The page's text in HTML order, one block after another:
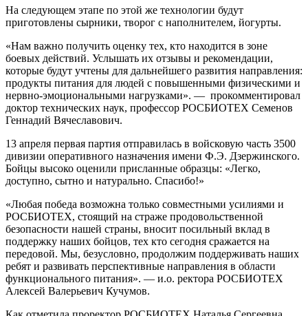
На следующем этапе по этой же технологии будут
приготовлены сырники, творог с наполнителем, йогурты.
«Нам важно получить оценку тех, кто находится в зоне
боевых действий. Услышать их отзывы и рекомендации,
которые будут учтены для дальнейшего развития направления:
продукты питания для людей с повышенными физическими и
нервно-эмоциональными нагрузками». — прокомментировал
доктор технических наук, профессор РОСБИОТЕХ Семенов
Геннадий Вячеславович.
13 апреля первая партия отправилась в войсковую часть 3500
дивизии оперативного назначения имени Ф.Э. Дзержинского.
Бойцы высоко оценили присланные образцы: «Легко,
доступно, сытно и натурально. Спасибо!»
«Любая победа возможна только совместными усилиями и
РОСБИОТЕХ, стоящий на страже продовольственной
безопасности нашей страны, вносит посильный вклад в
поддержку наших бойцов, тех кто сегодня сражается на
передовой. Мы, безусловно, продолжим поддерживать наших
ребят и развивать перспективные направления в области
функционального питания». — и.о. ректора РОСБИОТЕХ
Алексей Валерьевич Кучумов.